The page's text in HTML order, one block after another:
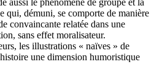
aussi le phénomène de groupe et la
qui, démuni, se comporte de manière
convaincante relatée dans une
sans effet moralisateur.
les illustrations « naïves » de
une dimension humoristique